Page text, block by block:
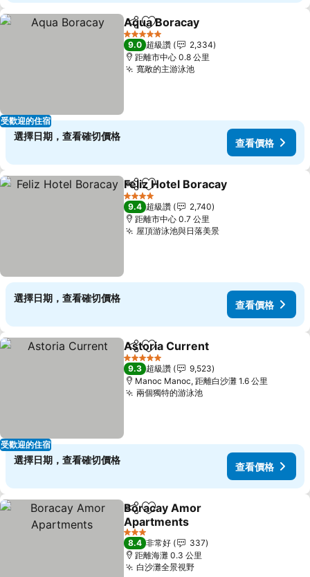
受歡迎的住宿
分享 加入我的最愛
Aqua Boracay
5 星級
9.0 超級讚
2,334
距離市中心 0.8 公里
寬敞的主游泳池查看價格
選擇日期，查看確切價格
查看價格
分享 加入我的最愛
Feliz Hotel Boracay
4 星級
9.4 超級讚
2,740
距離市中心 0.7 公里
屋頂游泳池與日落美景查看價格
選擇日期，查看確切價格
查看價格
受歡迎的住宿
分享 加入我的最愛
Astoria Current
5 星級
9.3 超級讚
9,523
Manoc Manoc, 距離白沙灘 1.6 公里
兩個獨特的游泳池查看價格
選擇日期，查看確切價格
查看價格
分享 加入我的最愛
Boracay Amor
Apartments
查看價格
3 星級
8.4 非常好
337
距離海灘 0.3 公里
白沙灘全景視野查看價格